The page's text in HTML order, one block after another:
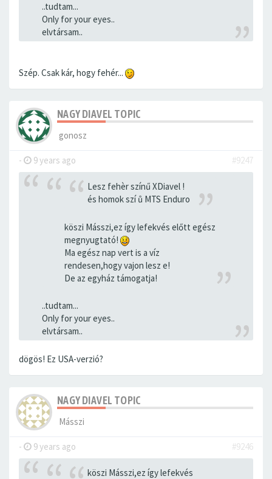
..tudtam...
Only for your eyes..
elvtársam..
Szép. Csak kár, hogy fehér...
NAGY DIAVEL TOPIC
gonosz
- 9 years ago #9247
Lesz fehèr színű XDiavel !
és homok szí ů MTS Enduro
köszi Másszi,ez így lefekvés előtt egész
megnyugtató!
Ma egész nap vert is a víz
rendesen,hogy vajon lesz e!
De az egyház támogatja!
..tudtam...
Only for your eyes..
elvtársam..
dögös! Ez USA-verzió?
NAGY DIAVEL TOPIC
Másszi
- 9 years ago #9246
köszi Másszi,ez így lefekvés